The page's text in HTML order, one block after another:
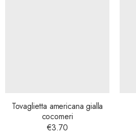
Tovaglietta americana gialla
cocomeri
€3.70